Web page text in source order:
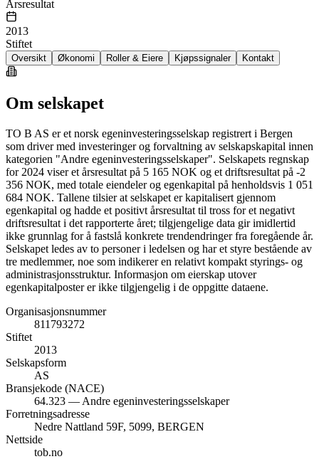
Årsresultat
2013
Stiftet
Oversikt Økonomi Roller & Eiere Kjøpssignaler Kontakt
Om selskapet
TO B AS er et norsk egeninvesteringsselskap registrert i Bergen
som driver med investeringer og forvaltning av selskapskapital innen
kategorien "Andre egeninvesteringsselskaper". Selskapets regnskap
for 2024 viser et årsresultat på 5 165 NOK og et driftsresultat på -2
356 NOK, med totale eiendeler og egenkapital på henholdsvis 1 051
684 NOK. Tallene tilsier at selskapet er kapitalisert gjennom
egenkapital og hadde et positivt årsresultat til tross for et negativt
driftsresultat i det rapporterte året; tilgjengelige data gir imidlertid
ikke grunnlag for å fastslå konkrete trendendringer fra foregående år.
Selskapet ledes av to personer i ledelsen og har et styre bestående av
tre medlemmer, noe som indikerer en relativt kompakt styrings- og
administrasjonsstruktur. Informasjon om eierskap utover
egenkapitalposter er ikke tilgjengelig i de oppgitte dataene.
Organisasjonsnummer
811793272
Stiftet
2013
Selskapsform
AS
Bransjekode (NACE)
64.323 — Andre egeninvesteringsselskaper
Forretningsadresse
Nedre Nattland 59F, 5099, BERGEN
Nettside
tob.no